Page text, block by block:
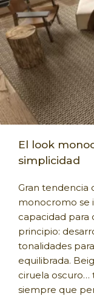
El look
simplicidad
Gran tendencia
monocromo se
capacidad para
principio:
tonalidades
equilibrada.
ciruela oscuro…
siempre que